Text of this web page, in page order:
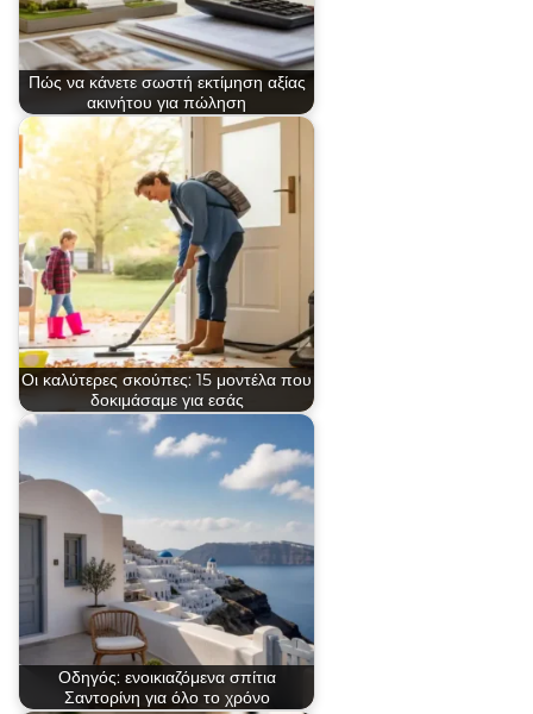
Πώς να κάνετε σωστή εκτίμηση αξίας
ακινήτου για πώληση
Οι καλύτερες σκούπες: 15 μοντέλα που
δοκιμάσαμε για εσάς
Οδηγός: ενοικιαζόμενα σπίτια
Σαντορίνη για όλο το χρόνο